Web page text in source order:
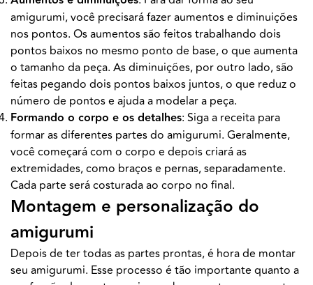
amigurumi, você precisará fazer aumentos e diminuições
nos pontos. Os aumentos são feitos trabalhando dois
pontos baixos no mesmo ponto de base, o que aumenta
o tamanho da peça. As diminuições, por outro lado, são
feitas pegando dois pontos baixos juntos, o que reduz o
número de pontos e ajuda a modelar a peça.
Formando o corpo e os detalhes: Siga a receita para
formar as diferentes partes do amigurumi. Geralmente,
você começará com o corpo e depois criará as
extremidades, como braços e pernas, separadamente.
Cada parte será costurada ao corpo no final.
Montagem e personalização do
amigurumi
Depois de ter todas as partes prontas, é hora de montar
seu amigurumi. Esse processo é tão importante quanto a